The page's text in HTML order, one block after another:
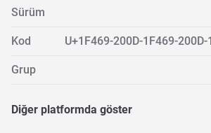
Sürüm
Kod U+1F469-200D-1F469-
Grup
Diğer platformda göster